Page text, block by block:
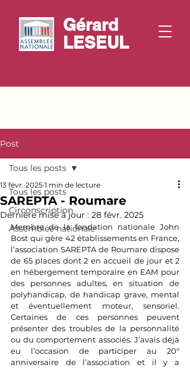
Gérard
LESEUL
Post
Tous les posts
Circonscription
Assemblée nationale
Tous les posts
SAREPTA - Roumare
13 févr. 2025 1 min de lecture
Dernière mise à jour : 28 févr. 2025
Membre de la fondation nationale John
Bost qui gère 42 établissements en France,
l’association SAREPTA de Roumare dispose
de 65 places dont 2 en accueil de jour et 2
en hébergement temporaire en EAM pour
des personnes adultes, en situation de
polyhandicap, de handicap grave, mental
et éventuellement moteur, sensoriel.
Certaines de ces personnes peuvent
présenter des troubles de la personnalité
ou du comportement associés. J’avais déjà
eu l’occasion de participer au 20°
anniversaire de l’association et il y a